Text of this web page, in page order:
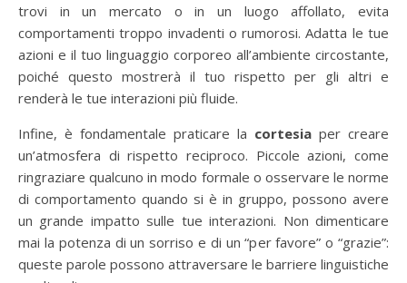
trovi in un mercato o in un luogo affollato, evita
comportamenti troppo invadenti o rumorosi. Adatta le tue
azioni e il tuo linguaggio corporeo all’ambiente circostante,
poiché questo mostrerà il tuo rispetto per gli altri e
renderà le tue interazioni più fluide.
Infine, è fondamentale praticare la cortesia per creare
un’atmosfera di rispetto reciproco. Piccole azioni, come
ringraziare qualcuno in modo formale o osservare le norme
di comportamento quando si è in gruppo, possono avere
un grande impatto sulle tue interazioni. Non dimenticare
mai la potenza di un sorriso e di un “per favore” o “grazie”:
queste parole possono attraversare le barriere linguistiche